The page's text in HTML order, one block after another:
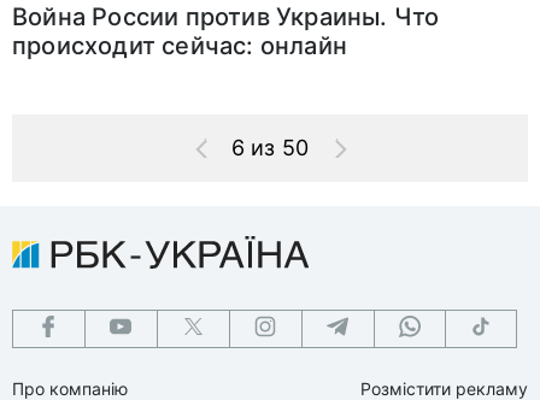
Война России против Украины. Что
происходит сейчас: онлайн
6 из 50
Про компанію
Розмістити рекламу